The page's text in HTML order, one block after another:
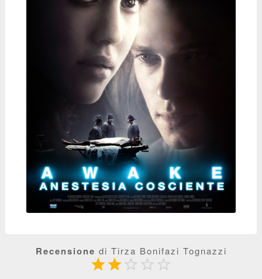
Recensione di Tirza Bonifazi Tognazzi
   